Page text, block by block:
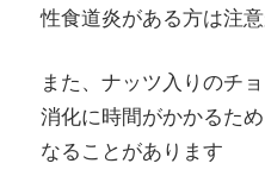
性食道炎がある方は注
また、ナッツ入りのチ
消化に時間がかかるた
なることがあります